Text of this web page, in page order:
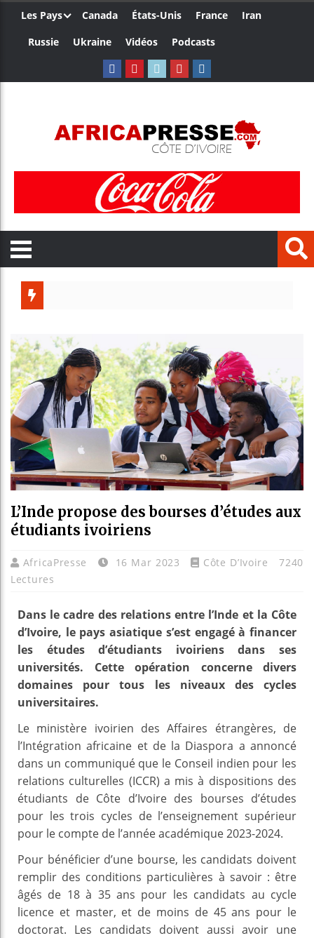
Les Pays Canada États-Unis France
Iran
Russie
Ukraine Vidéos Podcasts
Bénin
L’Inde propose des bourses d’études aux
étudiants ivoiriens
AfricaPresse 16 Mar 2023 Côte D’Ivoire
7240
Lectures
Dans le cadre des relations entre l’Inde et la Côte
d’Ivoire, le pays asiatique s’est engagé à financer
les études d’étudiants ivoiriens dans ses
universités. Cette opération concerne divers
domaines pour tous les niveaux des cycles
universitaires.
Le ministère ivoirien des Affaires étrangères, de
l’Intégration africaine et de la Diaspora a annoncé
dans un communiqué que le Conseil indien pour les
relations culturelles (ICCR) a mis à dispositions des
étudiants de Côte d’Ivoire des bourses d’études
pour les trois cycles de l’enseignement supérieur
pour le compte de l’année académique 2023-2024.
Pour bénéficier d’une bourse, les candidats doivent
remplir des conditions particulières à savoir : être
âgés de 18 à 35 ans pour les candidats au cycle
licence et master, et de moins de 45 ans pour le
doctorat. Les candidats doivent aussi avoir une